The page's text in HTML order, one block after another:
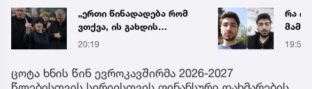
„ერთი წინადადება რომ
ვთქვა, ის გახდის
ნათელს, თუ რატომ იყო
წამქეზებელი...“ - გიგა
ავალიანის დედა
20:19
რა
19:56
ცოტა ხნის წინ ევროკავშირმა 2026-2027